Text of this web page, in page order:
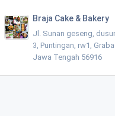
Braja Cake & Bakery
Jl. Sunan geseng,
3, Puntingan, rw1,
Jawa Tengah 56916